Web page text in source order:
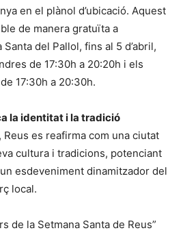
en el plànol d’ubicació. Aquest
de manera gratuïta a
Santa del Pallol, fins al 5 d’abril,
de 17:30h a 20:20h i els
17:30h a 20:30h.
la identitat i la tradició
es reafirma com una ciutat
cultura i tradicions, potenciant
esdeveniment dinamitzador del
local.
de la Setmana Santa de Reus”